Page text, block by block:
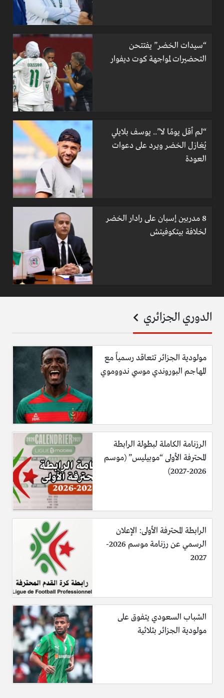
“سيدات الخضر” يفتتحن
التحضيرات لمواجهة كوت ديفوار
“لم أقل يومًا لا”.. يوسف بلايلي
يُغازل الخضر ويرد على دعوات
العودة
8 مدربين إسبان على رادار الخضر
لخلافة بيتكوفيتش
الدوري الجزائري
مولودية الجزائر تتعاقد رسمياً مع
المهاجم البوروندي موسي ندووموي
الرزنامة الكاملة لبطولة الرابطة
المحترفة الأولى “موبيليس” (موسم
2026-2027)
الرابطة المحترفة الأولى: الإعلان
الرسمي عن رزنامة موسم 2026-
2027
الشباب السعودي يتفوق على
مولودية الجزائر بثلاثية